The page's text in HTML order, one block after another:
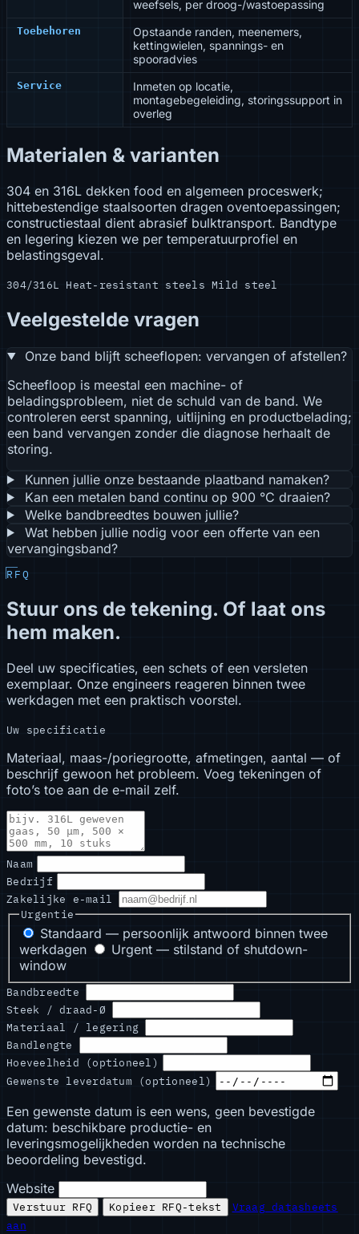
weefsels, per droog-/wastoepassing
Toebehoren
Opstaande randen, meenemers,
kettingwielen, spannings- en
spooradvies
Service
Inmeten op locatie,
montagebegeleiding, storingssupport in
overleg
Materialen & varianten
304 en 316L dekken food en algemeen proceswerk;
hittebestendige staalsoorten dragen oventoepassingen;
constructiestaal dient abrasief bulktransport. Bandtype
en legering kiezen we per temperatuurprofiel en
belastingsgeval.
304/316L Heat-resistant steelsMild steel
Veelgestelde vragen
Onze band blijft scheeflopen: vervangen of afstellen?
Scheefloop is meestal een machine- of
beladingsprobleem, niet de schuld van de band. We
controleren eerst spanning, uitlijning en productbelading;
een band vervangen zonder die diagnose herhaalt de
storing.
Kunnen jullie onze bestaande plaatband namaken?
Kan een metalen band continu op 900 °C draaien?
Welke bandbreedtes bouwen jullie?
Wat hebben jullie nodig voor een offerte van een
vervangingsband?
RFQ
Stuur ons de tekening. Of laat ons
hem maken.
Deel uw specificaties, een schets of een versleten
exemplaar. Onze engineers reageren binnen twee
werkdagen met een praktisch voorstel.
Uw specificatie
Materiaal, maas-/poriegrootte, afmetingen, aantal — of
beschrijf gewoon het probleem. Voeg tekeningen of
foto’s toe aan de e-mail zelf.
Naam
Bedrijf
Zakelijke e-mail
Urgentie
Standaard — persoonlijk antwoord binnen twee
werkdagen
Urgent — stilstand of shutdown-
window
Bandbreedte
Steek / draad-Ø
Materiaal / legering
Bandlengte
Hoeveelheid (optioneel)
Gewenste leverdatum (optioneel)
Een gewenste datum is een wens, geen bevestigde
datum: beschikbare productie- en
leveringsmogelijkheden worden na technische
beoordeling bevestigd.
Website
Verstuur RFQ Kopieer RFQ-tekst
Vraag datasheets
aan